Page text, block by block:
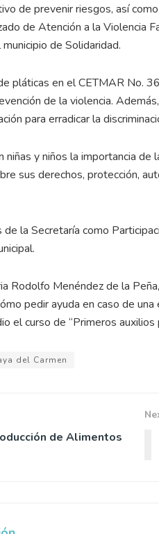
de prevenir riesgos, así
de Atención a la Violencia
de Solidaridad.
pláticas en el CETMAR No.
de la violencia.
para erradicar la
niñas y niños la importancia
sus derechos, protección,
la Secretaría como
Rodolfo Menéndez de la
pedir ayuda en caso de
el curso de “Primeros
del Carmen
de Alimentos